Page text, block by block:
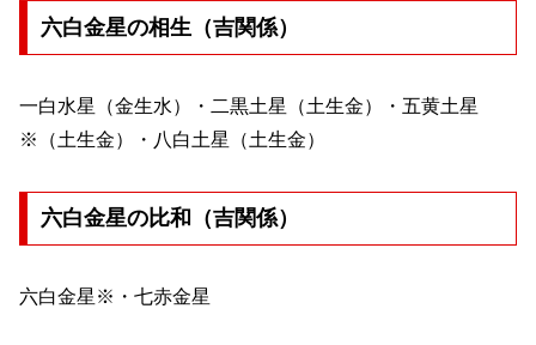
六白金星の相生（吉関係）
一白水星（金生水）・二黒土星（土生金）・五黄土星
※（土生金）・八白土星（土生金）
六白金星の比和（吉関係）
六白金星※・七赤金星